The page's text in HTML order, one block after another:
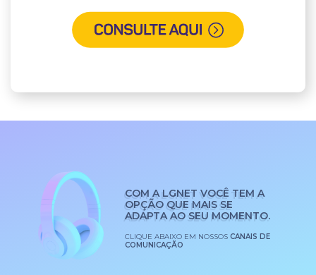
COM A LGNET VOCÊ TEM A
OPÇÃO QUE MAIS SE
ADAPTA AO SEU MOMENTO.
CLIQUE ABAIXO EM NOSSOSCANAIS DE
COMUNICAÇÃO